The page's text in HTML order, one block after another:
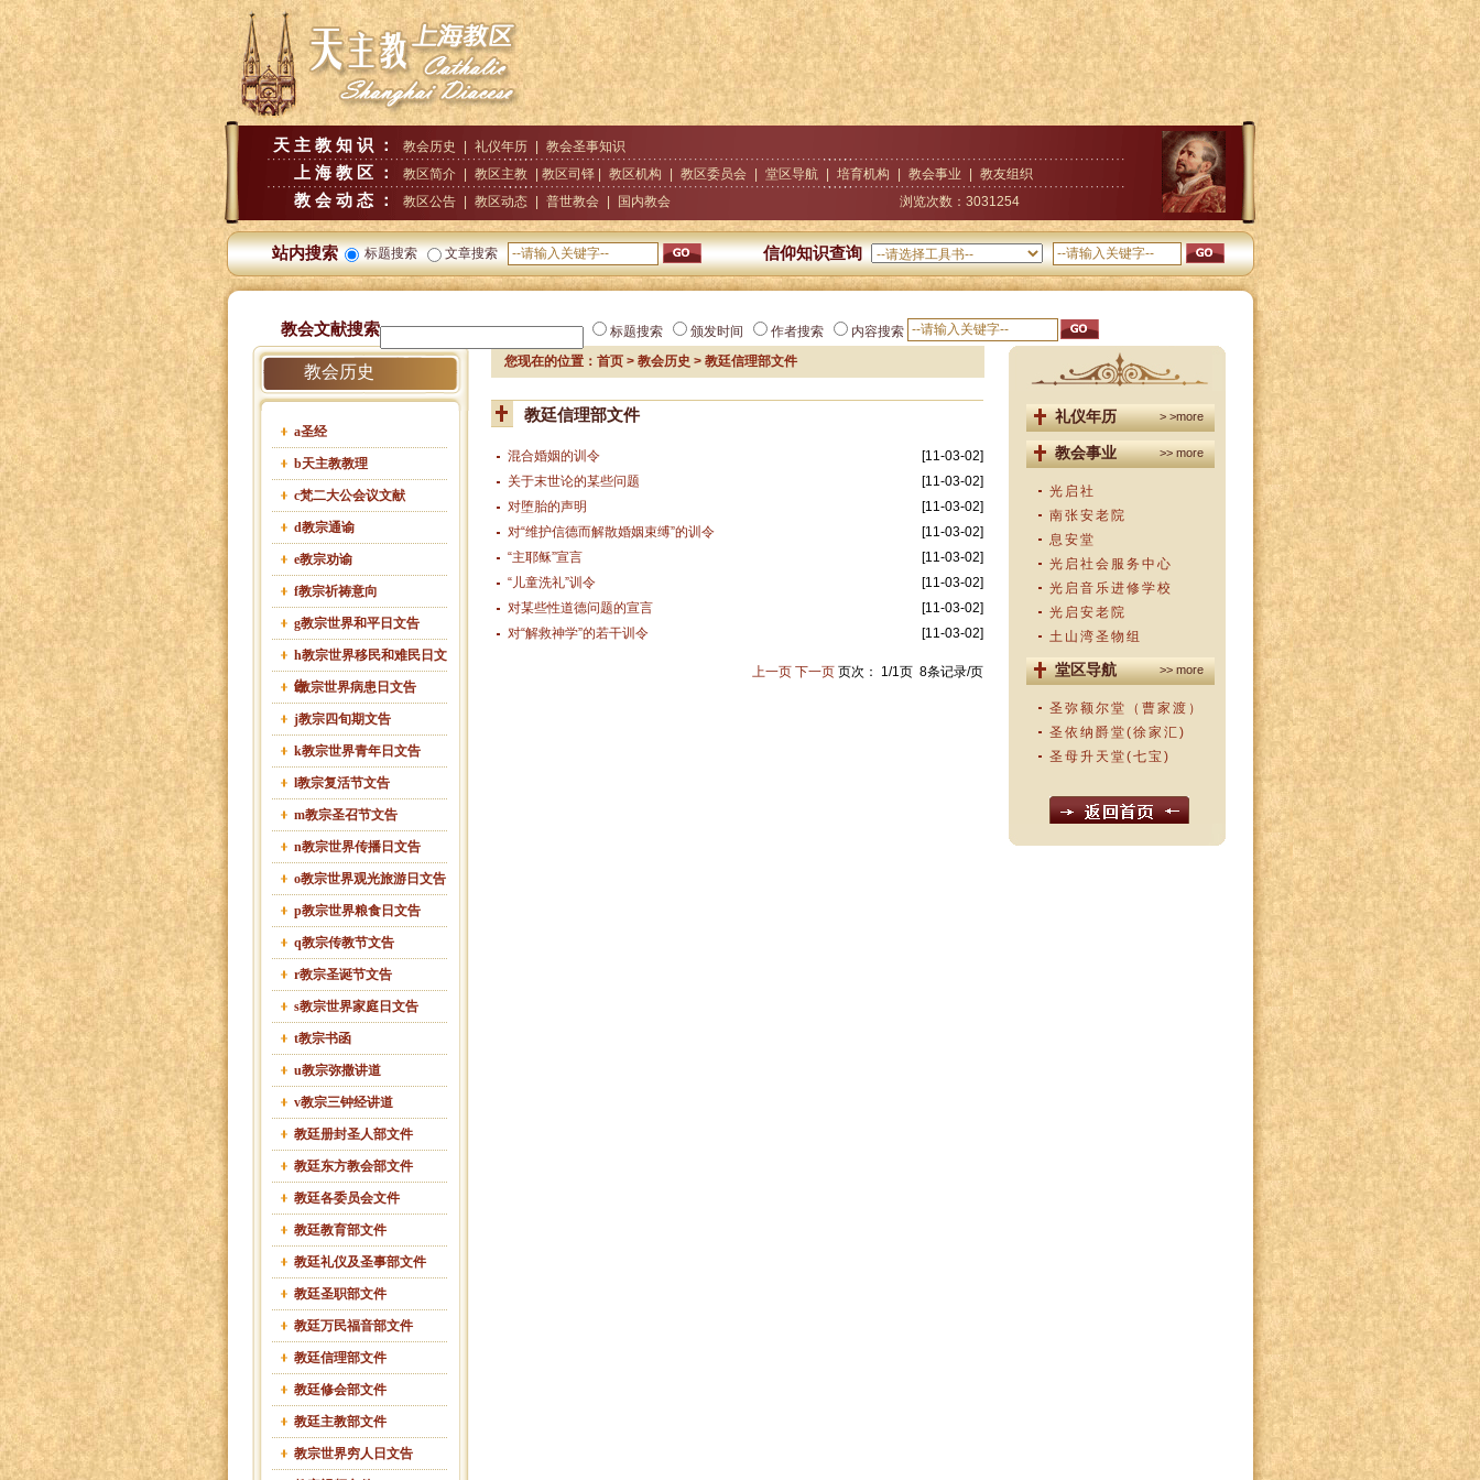
天主教知识： 教会历史 礼仪年历 教会圣事知识
上海教区： 教区简介 教区主教 | 教区司铎 | 教区机构 教区委员会 堂区导航 培育机构 教会事业 教友组织
教会动态： 教区公告 教区动态 普世教会 国内教会 浏览次数： 3031254
站内搜索 标题搜索 文章搜索 信仰知识查询
教会文献搜索 标题搜索 颁发时间 作者搜索 内容搜索
教会历史
a圣经
b天主教教理
c梵二大公会议文献
d教宗通谕
e教宗劝谕
f教宗祈祷意向
g教宗世界和平日文告
h教宗世界移民和难民日文
告
i教宗世界病患日文告
j教宗四旬期文告
k教宗世界青年日文告
l教宗复活节文告
m教宗圣召节文告
n教宗世界传播日文告
o教宗世界观光旅游日文告
p教宗世界粮食日文告
q教宗传教节文告
r教宗圣诞节文告
s教宗世界家庭日文告
t教宗书函
u教宗弥撒讲道
v教宗三钟经讲道
教廷册封圣人部文件
教廷东方教会部文件
教廷各委员会文件
教廷教育部文件
教廷礼仪及圣事部文件
教廷圣职部文件
教廷万民福音部文件
教廷信理部文件
教廷修会部文件
教廷主教部文件
教宗世界穷人日文告
您现在的位置： 首页> 教会历史 > 教廷信理部文件
教廷信理部文件
混合婚姻的训令
[11-03-02]
关于末世论的某些问题
[11-03-02]
对堕胎的声明
[11-03-02]
对“维护信德而解散婚姻束缚”的训令
[11-03-02]
“主耶稣”宣言
[11-03-02]
“儿童洗礼”训令
[11-03-02]
对某些性道德问题的宣言
[11-03-02]
对“解救神学”的若干训令
[11-03-02]
上一页 下一页 页次： 1/1页 8条记录/页
礼仪年历 > >more
教会事业 >> more
光启社
南张安老院
息安堂
光启社会服务中心
光启音乐进修学校
光启安老院
土山湾圣物组
堂区导航 >> more
圣弥额尔堂（曹家渡）
圣依纳爵堂(徐家汇)
圣母升天堂(七宝)